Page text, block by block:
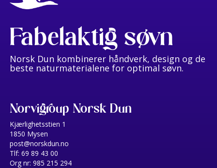
Fabelaktig søvn
Norsk Dun kombinerer håndverk, design og de
beste naturmaterialene for optimal søvn.
Norvigroup Norsk Dun
Kjærlighetsstien 1
1850 Mysen
post@norskdun.no
Tlf: 69 89 43 00
Org nr: 985 215 294